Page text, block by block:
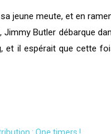
jeune meute, et en
Butler débarque
il espérait que cette